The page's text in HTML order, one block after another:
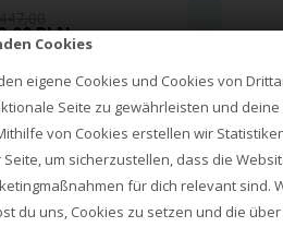
Cookies
eigene Cookies und Cookies von
Seite zu gewährleisten und
von Cookies erstellen wir
um sicherzustellen, dass die
für dich relevant sind.
du uns, Cookies zu setzen und die
PLN